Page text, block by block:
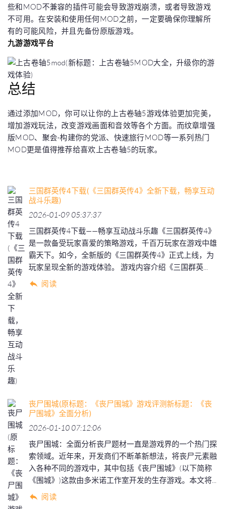
些和MOD不兼容的插件可能会导致游戏崩溃，或者导致游戏
不可用。在安装和使用任何MOD之前，一定要确保你理解所
有的可能风险，并且先备份原版游戏。
九游游戏平台
总结
通过添加MOD，你可以让你的上古卷轴5游戏体验更加完美，
增加游戏玩法，改变游戏画面和音效等各个方面。而纹章增强
版MOD、聚会-构建你的党派、快速旅行MOD等一系列热门
MOD更是值得推荐给喜欢上古卷轴5的玩家。
三国群英传4下载(《三国群英传4》全新下载，畅享互动
战斗乐趣)
2026-01-09 05:37:37
三国群英传4下载——畅享互动战斗乐趣《三国群英传4》
是一款备受玩家喜爱的策略游戏，千百万玩家在游戏中雄
霸天下。如今，全新版的《三国群英传4》正式上线，为
玩家呈现全新的游戏体验。 游戏内容介绍《三国群英...
阅读
丧尸围城(原标题：《丧尸围城》游戏评测新标题：《丧
尸围城》全面分析)
2026-01-10 07:12:06
丧尸围城：全面分析丧尸题材一直是游戏界的一个热门探
索领域。近年来，开发商们不断革新想法，将丧尸元素融
入各种不同的游戏中，其中包括《丧尸围城》(以下简称
《围城》)这款由多米诺工作室开发的生存游戏。本文将...
阅读